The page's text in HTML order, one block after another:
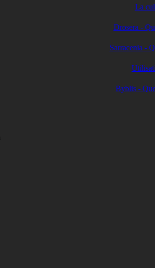
La
Drosera -
Sarracenia -
Byblis -